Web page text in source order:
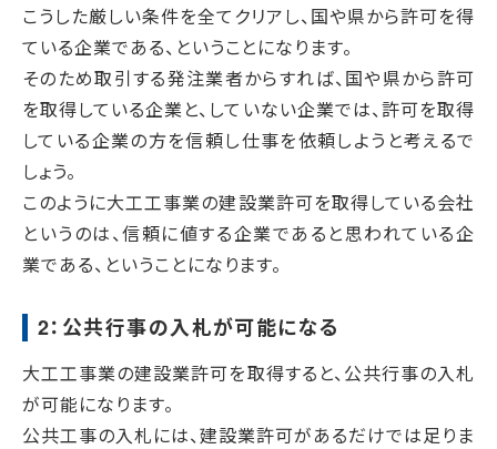
こうした厳しい条件を全てクリアし、国や県から許可を得
ている企業である、ということになります。
そのため取引する発注業者からすれば、国や県から許可
を取得している企業と、していない企業では、許可を取得
している企業の方を信頼し仕事を依頼しようと考えるで
しょう。
このように大工工事業の建設業許可を取得している会社
というのは、信頼に値する企業であると思われている企
業である、ということになります。
2：公共行事の入札が可能になる
大工工事業の建設業許可を取得すると、公共行事の入札
が可能になります。
公共工事の入札には、建設業許可があるだけでは足りま